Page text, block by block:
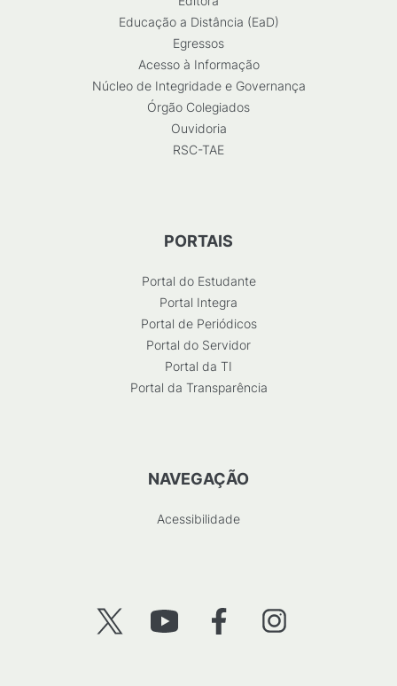
Educação a Distância (EaD)
Egressos
Acesso à Informação
Núcleo de Integridade e Governança
Órgão Colegiados
Ouvidoria
RSC-TAE
PORTAIS
Portal do Estudante
Portal Integra
Portal de Periódicos
Portal do Servidor
Portal da TI
Portal da Transparência
NAVEGAÇÃO
Acessibilidade